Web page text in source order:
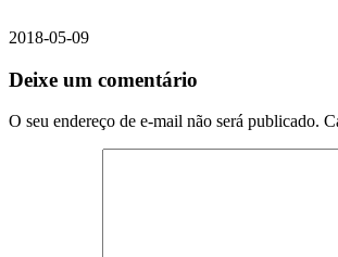
2018-05-09
Deixe um comentário
O seu endereço de e-mail não será publicado.